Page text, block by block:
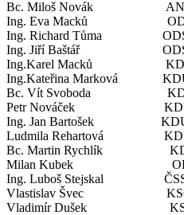
Bc. Miloš Novák
Ing. Eva Macků
Ing. Richard Tůma
Ing. Jiří Baštář
Ing.Karel Macků
Ing.Kateřina Marková
Bc. Vít Svoboda
Petr Nováček KDU-
Ing. Jan Bartošek
Ludmila Rehartová
Bc. Martin Rychlík
Milan Kubek
Ing. Luboš Stejskal
Vlastislav Švec
Vladimír Dušek